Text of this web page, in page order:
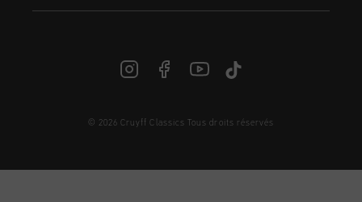
FR | € EUR
© 2026 Cruyff Classics Tous droits réservés